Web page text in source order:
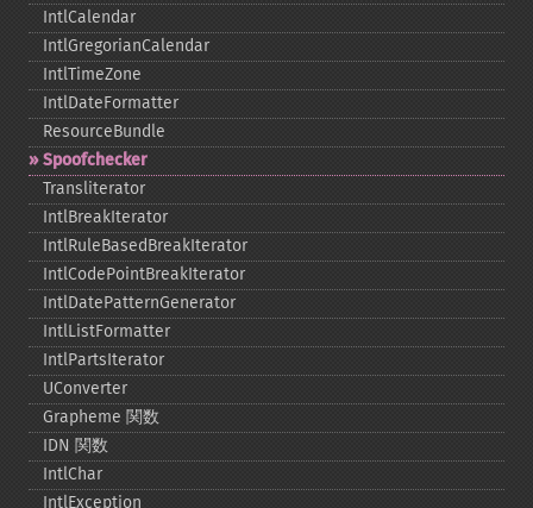
IntlCalendar
IntlGregorianCalendar
IntlTimeZone
IntlDateFormatter
ResourceBundle
Spoofchecker
Transliterator
IntlBreakIterator
IntlRuleBasedBreakIterator
IntlCodePointBreakIterator
IntlDatePatternGenerator
IntlListFormatter
IntlPartsIterator
UConverter
Grapheme 関数
IDN 関数
IntlChar
IntlException